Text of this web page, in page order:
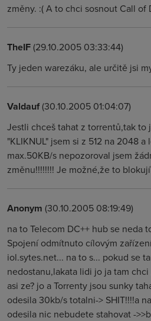
změny. :( A to chci sosnout Call of
TheIF(29.10.2005 03:33:44)
Ty jeden warezáku, ale určitě jsi
Valdauf(30.10.2005 01:04:07)
Jestli chceš tahat z torrentů,tak to
"KLIKNUL" jsem si z 512 na 2048
max.50KB/s nepozoroval jsem
změnu!!!!!!!! Je možné,že to
Anonym (30.10.2005 08:19:49)
na to Telecom DC++ hub se neda
Spojení odmítnuto cílovým
iol.sytes.net... na to s... pokud se
nedostanu,lakata lidi jo ja tam
asi ze? jo a Torrenty jsou sunky
odesila 30kb/s totalni-> SHIT!!!!a
odesila nic nebudete stahovat -